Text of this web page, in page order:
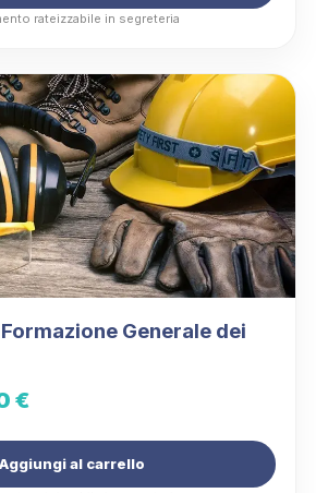
rateizzabile in segreteria
Generale dei
€Il
prezzo
attuale
Aggiungi al carrello